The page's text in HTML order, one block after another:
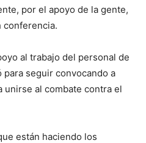
por el apoyo de la gente,
conferencia.
al trabajo del personal de
para seguir convocando a
unirse al combate contra el
están haciendo los